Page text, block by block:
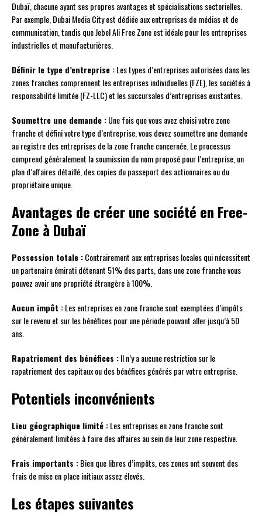
Dubaï, chacune ayant ses propres avantages et spécialisations sectorielles.
Par exemple, Dubai Media City est dédiée aux entreprises de médias et de
communication, tandis que Jebel Ali Free Zone est idéale pour les entreprises
industrielles et manufacturières.
Définir le type d’entreprise :Les types d’entreprises autorisées dans les
zones franches comprennent les entreprises individuelles (FZE), les sociétés à
responsabilité limitée (FZ-LLC) et les succursales d’entreprises existantes.
Soumettre une demande :Une fois que vous avez choisi votre zone
franche et défini votre type d’entreprise, vous devez soumettre une demande
au registre des entreprises de la zone franche concernée. Le processus
comprend généralement la soumission du nom proposé pour l’entreprise, un
plan d’affaires détaillé, des copies du passeport des actionnaires ou du
propriétaire unique.
Avantages de créer une société en Free-
Zone à Dubaï
Possession totale :Contrairement aux entreprises locales qui nécessitent
un partenaire émirati détenant 51% des parts, dans une zone franche vous
pouvez avoir une propriété étrangère à 100%.
Aucun impôt :Les entreprises en zone franche sont exemptées d’impôts
sur le revenu et sur les bénéfices pour une période pouvant aller jusqu’à 50
ans.
Rapatriement des bénéfices :Il n’y a aucune restriction sur le
rapatriement des capitaux ou des bénéfices générés par votre entreprise.
Potentiels inconvénients
Lieu géographique limité :Les entreprises en zone franche sont
généralement limitées à faire des affaires au sein de leur zone respective.
Frais importants :Bien que libres d’impôts, ces zones ont souvent des
frais de mise en place initiaux assez élevés.
Les étapes suivantes